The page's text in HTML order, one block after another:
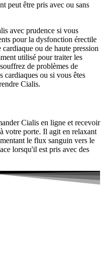
peut être pris avec ou sans
avec prudence si vous
pour la dysfonction érectile
ou de haute pression
utilisé pour traiter les
de problèmes de
cardiaques ou si vous êtes
Cialis.
Cialis en ligne et recevoir
votre porte. Il agit en relaxant
le flux sanguin vers le
lorsqu'il est pris avec des